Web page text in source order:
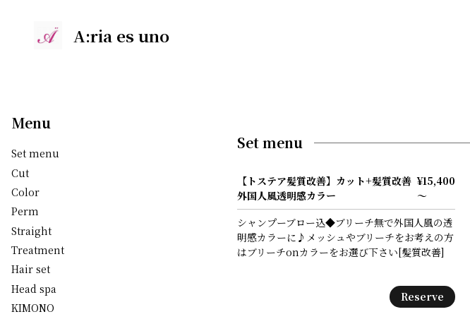
A:ria es uno
Menu
Set menu
Cut
Color
Perm
Straight
Treatment
Hair set
Head spa
KIMONO
Set menu
【トステア髪質改善】カット+髪質改善
外国人風透明感カラー
¥15,400
～
シャンプーブロー込◆ブリーチ無で外国人風の透
明感カラーに♪メッシュやブリーチをお考えの方
はブリーチonカラーをお選び下さい[髪質改善]
Reserve